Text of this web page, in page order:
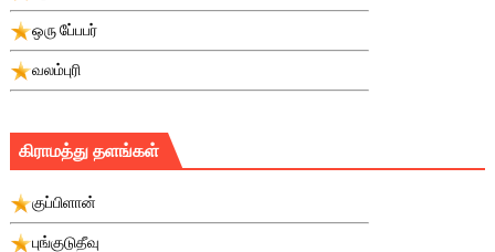
ஒரு பே்பபர்
வலம்புரி
கிராமத்து தளங்கள்
குப்பிளான்
புங்குடுதீவு